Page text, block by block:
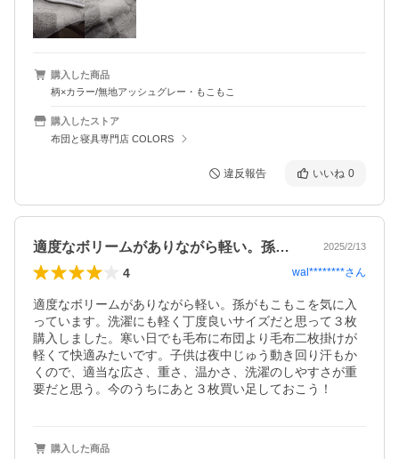
購入した商品
柄×カラー/無地アッシュグレー・もこもこ
購入したストア
布団と寝具専門店 COLORS
違反報告 いいね 0
適度なボリームがありながら軽い。孫がも… 2025/2/13
4 wal********さん
適度なボリームがありながら軽い。孫がもこもこを気に入
っています。洗濯にも軽く丁度良いサイズだと思って３枚
購入しました。寒い日でも毛布に布団より毛布二枚掛けが
軽くて快適みたいです。子供は夜中じゅう動き回り汗もか
くので、適当な広さ、重さ、温かさ、洗濯のしやすさが重
要だと思う。今のうちにあと３枚買い足しておこう！
購入した商品